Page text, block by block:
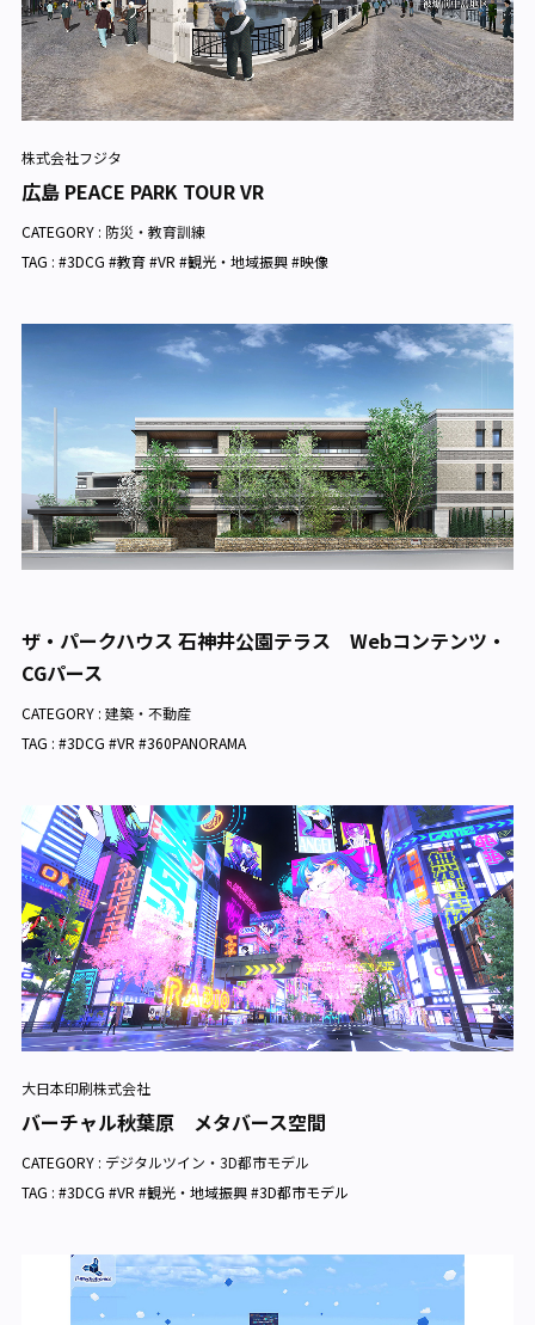
株式会社フジタ
広島 PEACE PARK TOUR VR
CATEGORY : 防災・教育訓練
TAG : #3DCG #教育 #VR #観光・地域振興 #映像
ザ・パークハウス 石神井公園テラス Webコンテンツ・
CGパース
CATEGORY : 建築・不動産
TAG : #3DCG #VR #360PANORAMA
大日本印刷株式会社
バーチャル秋葉原 メタバース空間
CATEGORY : デジタルツイン・3D都市モデル
TAG : #3DCG #VR #観光・地域振興 #3D都市モデル